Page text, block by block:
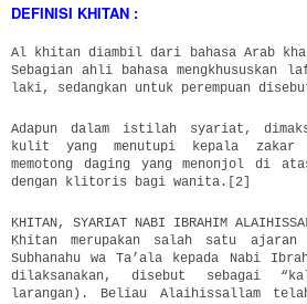
DEFINISI KHITAN :
Al khitan diambil dari bahasa Arab
Sebagian ahli bahasa
laki, sedangkan untuk perempuan
Adapun dalam istilah syariat,
kulit yang menutupi kepala
memotong daging yang menonjol di
dengan klitoris bagi wanita.[2]
KHITAN, SYARIAT NABI IBRAHIM
Khitan merupakan salah satu
Subhanahu wa Ta’ala kepada Nabi
dilaksanakan, disebut sebagai
larangan). Beliau Alaihissallam